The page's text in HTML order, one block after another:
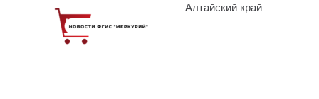
Алтайский край